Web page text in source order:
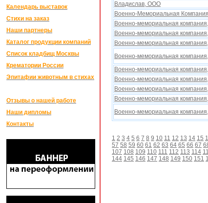
Календарь выставок
Стихи на заказ
Наши партнеры
Каталог продукции компаний
Список кладбищ Москвы
Крематории России
Эпитафии животным в стихах
Отзывы о нашей работе
Наши дипломы
Контакты
Владислав, ООО
Военно-Мемориальная Компания
Военно-мемориальная
Военно-мемориальная
Военно-мемориальная
Военно-мемориальная
Военно-мемориальная
Военно-мемориальная
Военно-мемориальная
Военно-мемориальная
Военно-мемориальная
1 2 3 4 5 6 7 8 9 10 11 12 13 14 15
57 58 59 60 61 62 63 64 65 66 67
107 108 109 110 111 112 113 114
144 145 146 147 148 149 150 151